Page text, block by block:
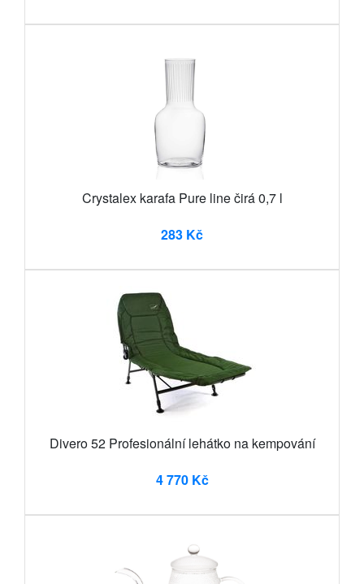
Crystalex karafa Pure line čirá 0,7 l
283 Kč
Divero 52 Profesionální lehátko na kempování
4 770 Kč